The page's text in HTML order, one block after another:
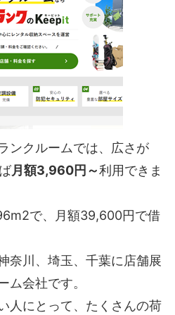
ンクルームでは、広さが
月額3,960円～利用できま
で、月額39,600円で借
奈川、埼玉、千葉に店舗展
ム会社です。
人にとって、たくさんの荷